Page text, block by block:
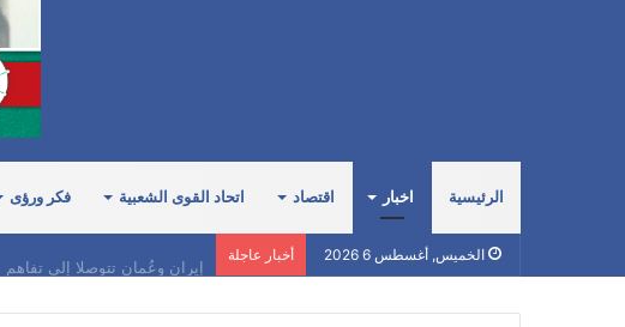
الرئيسية اخبار اقتصاد اتحاد القوى الشعبية فكر ورؤى
الخميس, أغسطس 6 2026 أخبار عاجلة إيران وعُمان تتوصلا إلى